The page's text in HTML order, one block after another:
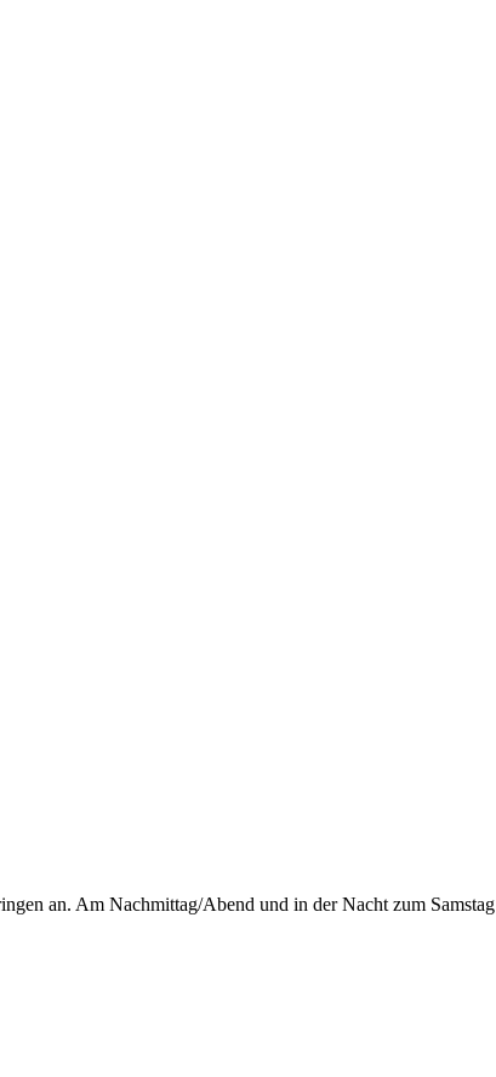
an. Am Nachmittag/Abend und in der Nacht zum